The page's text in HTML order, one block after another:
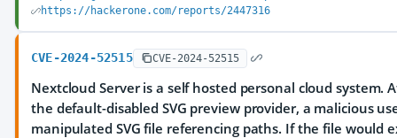
https://hackerone.com/reports/2447316
CVE-2024-52515 CVE-2024-52515
Nextcloud Server is a self hosted personal cloud system.
the default-disabled SVG preview provider, a malicious
manipulated SVG file referencing paths. If the file would